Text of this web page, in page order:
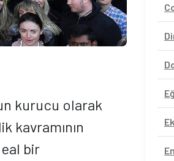
kurucu olarak
kavramının
bir